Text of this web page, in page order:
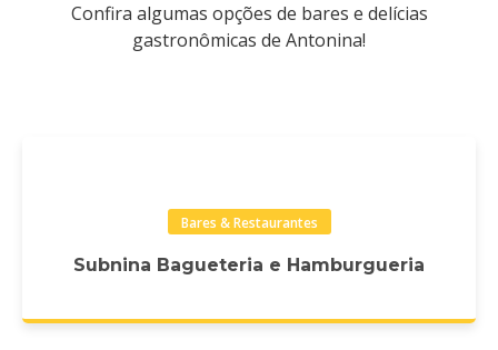
Confira algumas opções de bares e delícias
gastronômicas de Antonina!
Bares & Restaurantes
Subnina Bagueteria e Hamburgueria